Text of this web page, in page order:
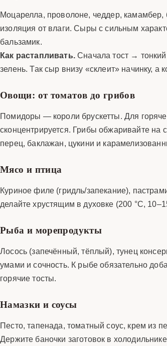
Моцарелла, проволоне, чеддер, камамбер,
изоляция от влаги. Сыры с сильным
бальзамик.
Как растапливать.Сначала тост →
зелень. Так сыр внизу «склеит» начинку, а
Овощи: от томатов до грибов
Помидоры — короли брускетты. Для
сконцентрируется. Грибы обжаривайте
перец, баклажан, цукини и
Мясо и птица
Куриное филе (гридль/запекание),
делайте хрустящим в духовке (200 °C,
Рыба и морепродукты
Лосось (запечённый, тёплый), тунец
умами и сочность. К рыбе обязательно
горячие тосты.
Намазки и соусы
Песто, тапенада, томатный соус, крем из
Держите баночки заготовок в